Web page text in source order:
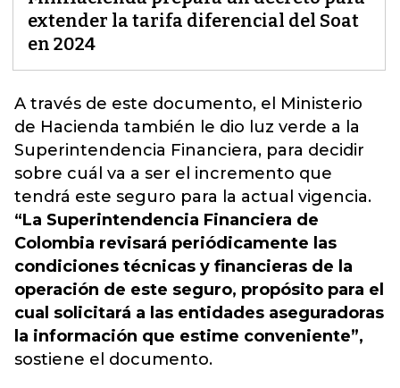
extender la tarifa diferencial del Soat
en 2024
A través de este documento, el Ministerio
de Hacienda también le dio luz verde a la
Superintendencia Financiera, para decidir
sobre cuál va a ser el incremento que
tendrá este seguro para la actual vigencia.
“La Superintendencia Financiera de
Colombia revisará periódicamente las
condiciones técnicas y financieras de la
operación de este seguro, propósito para el
cual solicitará a las entidades aseguradoras
la información que estime conveniente”,
sostiene el documento.